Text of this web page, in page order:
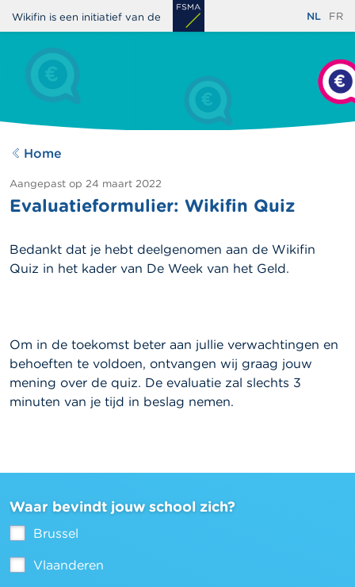
Overslaan
en
inhoud
Wikifin is een initiatief van de NL FR
Home
Aangepast op 24 maart 2022
Evaluatieformulier: Wikifin Quiz
Bedankt dat je hebt deelgenomen aan de Wikifin
Quiz in het kader van De Week van het Geld.
Om in de toekomst beter aan jullie verwachtingen en
behoeften te voldoen, ontvangen wij graag jouw
mening over de quiz. De evaluatie zal slechts 3
minuten van je tijd in beslag nemen.
Waar bevindt jouw school zich?
Brussel
Vlaanderen